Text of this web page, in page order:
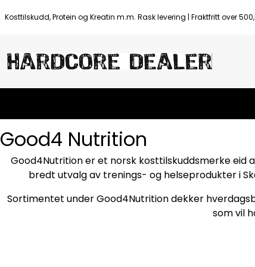
Hopp til innhold
Kosttilskudd, Protein og Kreatin m.m. Rask levering | Fraktfritt over
Good4 Nutrition
Good4Nutrition er et norsk kosttilskuddsmerke eid
bredt utvalg av trenings- og helseprodukter i
Sortimentet under Good4Nutrition dekker
som vil